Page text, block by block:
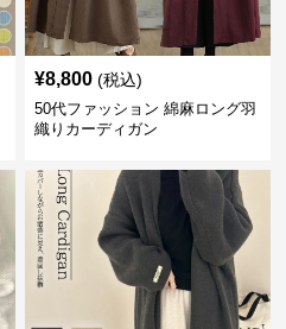
¥8,800 (税込)
50代ファッション 綿麻ロング羽
織りカーディガン